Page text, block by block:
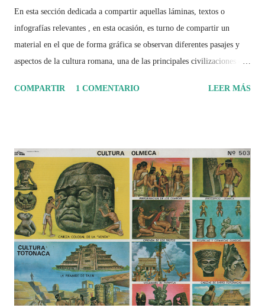
En esta sección dedicada a compartir aquellas láminas, textos o
infografías relevantes , en esta ocasión, es turno de compartir un
material en el que de forma gráfica se observan diferentes pasajes y
aspectos de la cultura romana, una de las principales civilizaciones que
COMPARTIR
1 COMENTARIO LEER MÁS